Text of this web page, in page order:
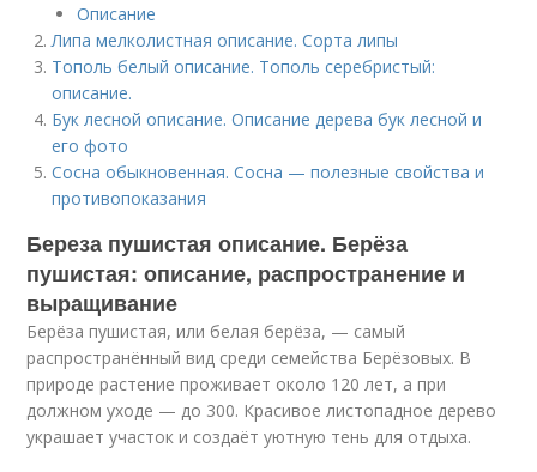
Описание
Липа мелколистная описание. Сорта липы
Тополь белый описание. Тополь серебристый:
описание.
Бук лесной описание. Описание дерева бук лесной и
его фото
Сосна обыкновенная. Сосна — полезные свойства и
противопоказания
Береза пушистая описание. Берёза
пушистая: описание, распространение и
выращивание
Берёза пушистая, или белая берёза, — самый
распространённый вид среди семейства Берёзовых. В
природе растение проживает около 120 лет, а при
должном уходе — до 300. Красивое листопадное дерево
украшает участок и создаёт уютную тень для отдыха.